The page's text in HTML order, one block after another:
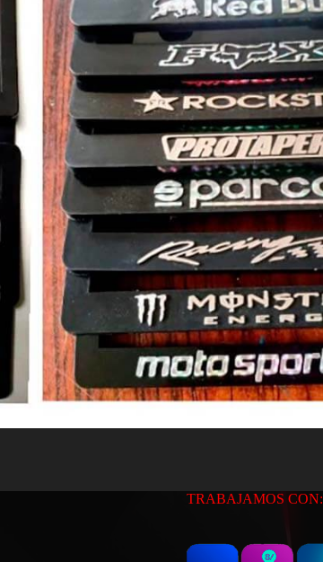
TRABAJAMOS CON: